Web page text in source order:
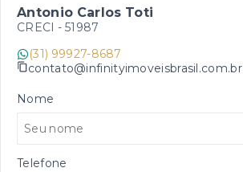
Antonio Carlos Toti
CRECI - 51987
(31) 99927-8687
contato@infinityimoveisbrasil.com.br
Nome
Telefone